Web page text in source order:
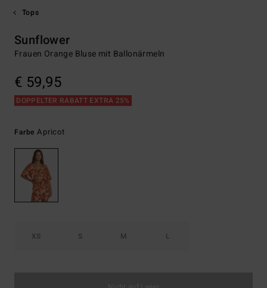
Tops
Sunflower
Frauen Orange Bluse mit Ballonärmeln
€ 59,95
DOPPELTER RABATT EXTRA 25%
FarbeApricot
XS S M L